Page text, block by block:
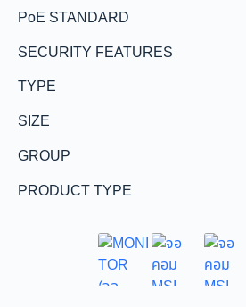
PoE STANDARD
SECURITY FEATURES
TYPE
SIZE
GROUP
PRODUCT TYPE